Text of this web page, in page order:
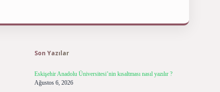
Son Yazılar
Eskişehir Anadolu Üniversitesi’nin kısaltması nasıl yazılır ?
Ağustos 6, 2026